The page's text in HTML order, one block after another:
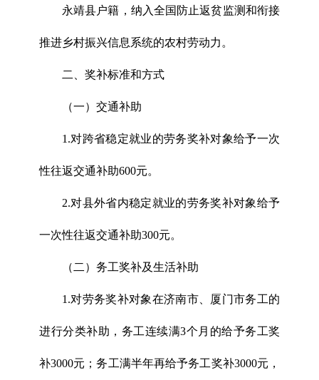
永靖县户籍，纳入全国防止返贫监测和衔接
推进乡村振兴信息系统的农村劳动力。
二、奖补标准和方式
（一）交通补助
1.对跨省稳定就业的劳务奖补对象给予一次
性往返交通补助600元。
2.对县外省内稳定就业的劳务奖补对象给予
一次性往返交通补助300元。
（二）务工奖补及生活补助
1.对劳务奖补对象在济南市、厦门市务工的
进行分类补助，务工连续满3个月的给予务工奖
补3000元；务工满半年再给予务工奖补3000元，